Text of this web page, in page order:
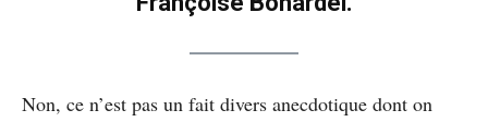
Non, ce n’est pas un fait divers anecdotique dont on